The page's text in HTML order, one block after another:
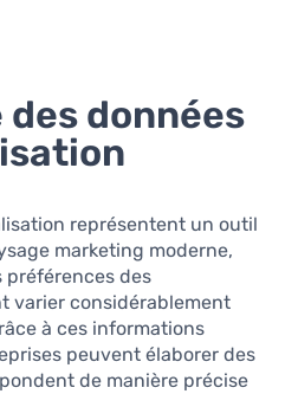
données
représentent un outil
marketing moderne,
préférences des
varier considérablement
à ces informations
peuvent élaborer des
de manière précise